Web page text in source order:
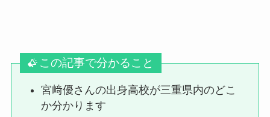
この記事で分かること
宮﨑優さんの出身高校が三重県内のどこ
か分かります